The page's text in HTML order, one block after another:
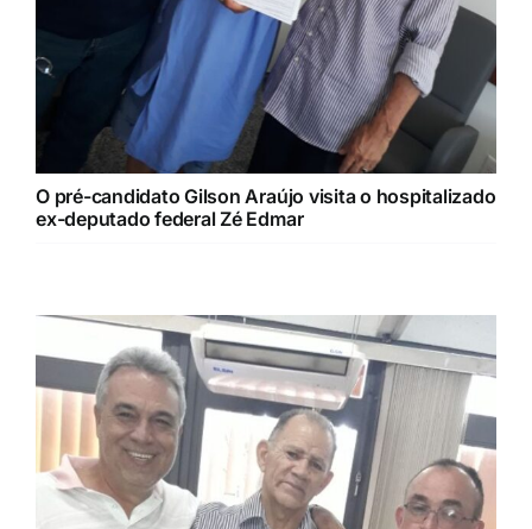
O pré-candidato Gilson Araújo visita o hospitalizado
ex-deputado federal Zé Edmar